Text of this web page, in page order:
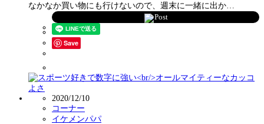
なかなか買い物にも行けないので、週末に一緒に出か…
Post
Save
2020/12/10
コーナー
イケメンパパ